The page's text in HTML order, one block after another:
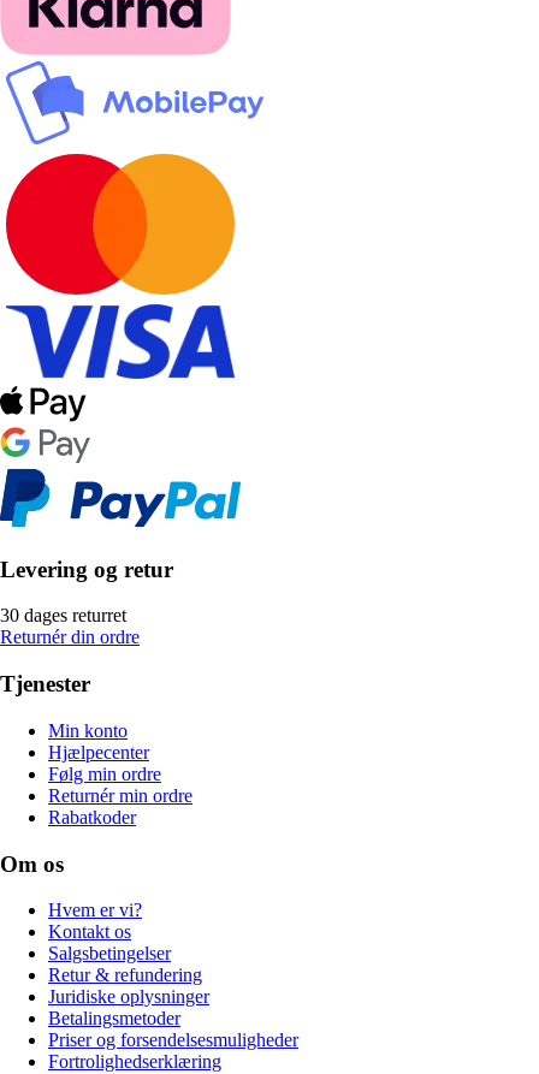
Levering og retur
30 dages returret
Returnér din ordre
Tjenester
Min konto
Hjælpecenter
Følg min ordre
Returnér min ordre
Rabatkoder
Om os
Hvem er vi?
Kontakt os
Salgsbetingelser
Retur & refundering
Juridiske oplysninger
Betalingsmetoder
Priser og forsendelsesmuligheder
Fortrolighedserklæring